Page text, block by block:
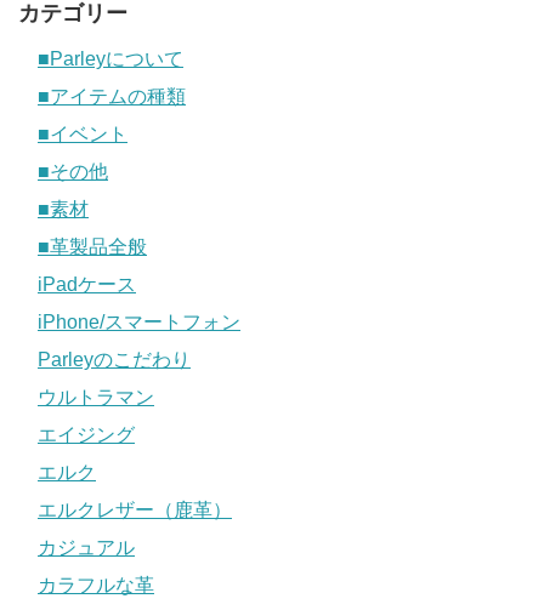
カテゴリー
■Parleyについて
■アイテムの種類
■イベント
■その他
■素材
■革製品全般
iPadケース
iPhone/スマートフォン
Parleyのこだわり
ウルトラマン
エイジング
エルク
エルクレザー（鹿革）
カジュアル
カラフルな革